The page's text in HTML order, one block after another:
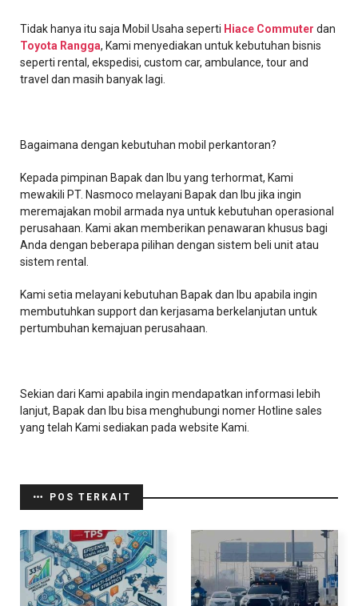
Tidak hanya itu saja Mobil Usaha seperti Hiace Commuter dan
Toyota Rangga, Kami menyediakan untuk kebutuhan bisnis
seperti rental, ekspedisi, custom car, ambulance, tour and
travel dan masih banyak lagi.
Bagaimana dengan kebutuhan mobil perkantoran?
Kepada pimpinan Bapak dan Ibu yang terhormat, Kami
mewakili PT. Nasmoco melayani Bapak dan Ibu jika ingin
meremajakan mobil armada nya untuk kebutuhan operasional
perusahaan. Kami akan memberikan penawaran khusus bagi
Anda dengan beberapa pilihan dengan sistem beli unit atau
sistem rental.
Kami setia melayani kebutuhan Bapak dan Ibu apabila ingin
membutuhkan support dan kerjasama berkelanjutan untuk
pertumbuhan kemajuan perusahaan.
Sekian dari Kami apabila ingin mendapatkan informasi lebih
lanjut, Bapak dan Ibu bisa menghubungi nomer Hotline sales
yang telah Kami sediakan pada website Kami.
POS TERKAIT